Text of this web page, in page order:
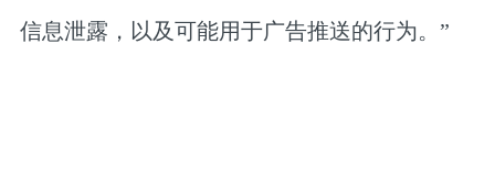
信息泄露，以及可能用于广告推送的行为。”